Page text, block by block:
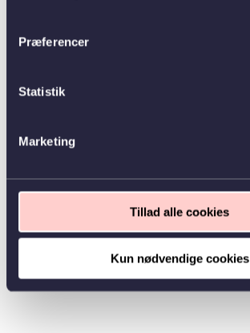
Præferencer
Statistik
Marketing
Tillad alle cookies
Kun nødvendige cookies